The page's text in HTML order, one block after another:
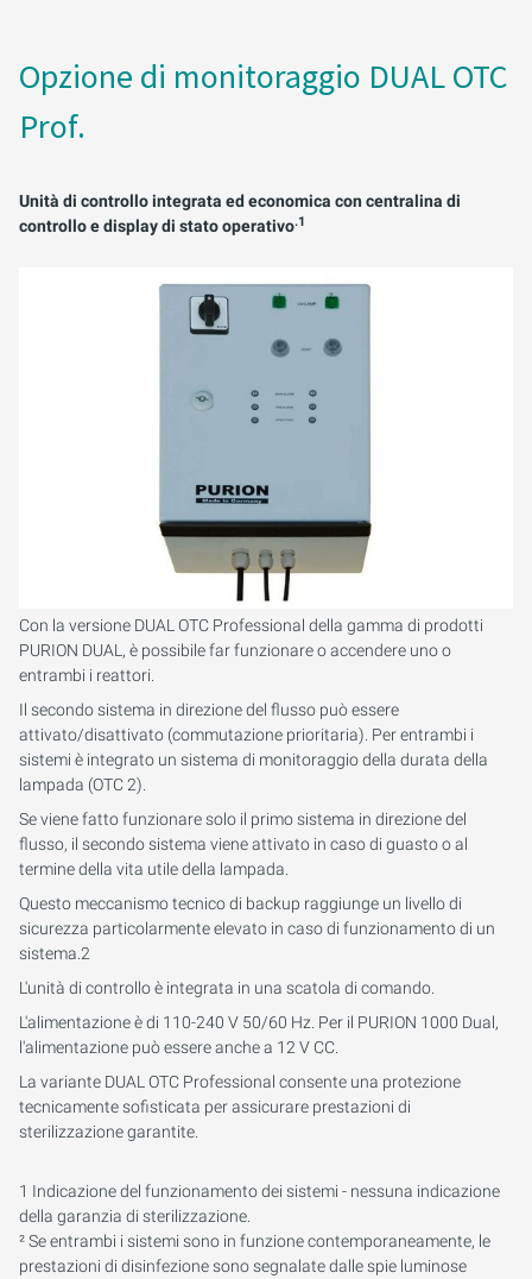
ACQUE REFLUE
APPLICAZIONI MOBILI
EMULSIONI LUBRIFICANTI RAFFREDDANTI
STERILIZZAZIONE DEI SERBATOI
Opzione di monitoraggio DUAL OTC
Prof.
Unità di controllo integrata ed economica con centralina di
controllo e display di stato operativo.1
Con la versione DUAL OTC Professional della gamma di prodotti
PURION DUAL, è possibile far funzionare o accendere uno o
entrambi i reattori.
Il secondo sistema in direzione del flusso può essere
attivato/disattivato (commutazione prioritaria). Per entrambi i
sistemi è integrato un sistema di monitoraggio della durata della
lampada (OTC 2).
Se viene fatto funzionare solo il primo sistema in direzione del
flusso, il secondo sistema viene attivato in caso di guasto o al
termine della vita utile della lampada.
Questo meccanismo tecnico di backup raggiunge un livello di
sicurezza particolarmente elevato in caso di funzionamento di un
sistema.2
L'unità di controllo è integrata in una scatola di comando.
L'alimentazione è di 110-240 V 50/60 Hz. Per il PURION 1000 Dual,
l'alimentazione può essere anche a 12 V CC.
La variante DUAL OTC Professional consente una protezione
tecnicamente sofisticata per assicurare prestazioni di
sterilizzazione garantite.
1 Indicazione del funzionamento dei sistemi - nessuna indicazione
della garanzia di sterilizzazione.
² Se entrambi i sistemi sono in funzione contemporaneamente, le
prestazioni di disinfezione sono segnalate dalle spie luminose